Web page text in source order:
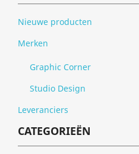
Nieuwe producten
Merken
Graphic Corner
Studio Design
Leveranciers
CATEGORIEËN